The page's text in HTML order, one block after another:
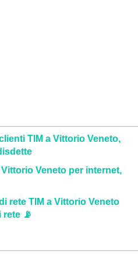
TIM a Vittorio Veneto,
Veneto per internet,
rete TIM a Vittorio Veneto
📡